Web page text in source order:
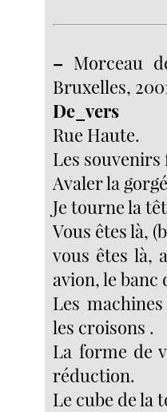
– Morceau
Bruxelles,
De_vers
Rue Haute.
Les souvenirs
Avaler la
Je tourne la
Vous êtes là,
vous êtes là,
avion, le banc
Les
les croisons .
La forme de
réduction.
Le cube de la